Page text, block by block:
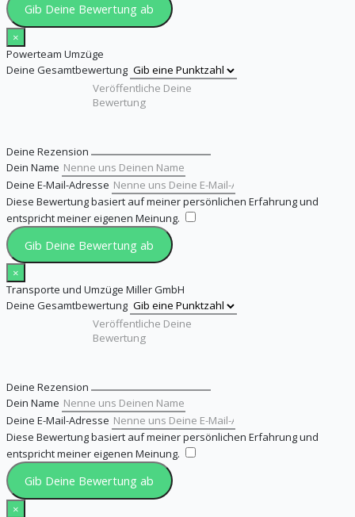
Gib Deine Bewertung ab
×
Powerteam Umzüge
Deine Gesamtbewertung
Deine Rezension
Dein Name
Deine E-Mail-Adresse
Diese Bewertung basiert auf meiner persönlichen Erfahrung und
entspricht meiner eigenen Meinung.
Gib Deine Bewertung ab
×
Transporte und Umzüge Miller GmbH
Deine Gesamtbewertung
Deine Rezension
Dein Name
Deine E-Mail-Adresse
Diese Bewertung basiert auf meiner persönlichen Erfahrung und
entspricht meiner eigenen Meinung.
Gib Deine Bewertung ab
×